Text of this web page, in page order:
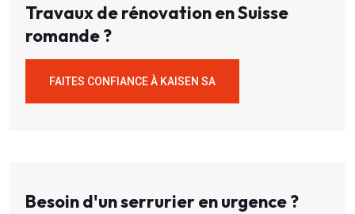
Travaux de rénovation en Suisse
romande ?
FAITES CONFIANCE À KAISEN SA
Besoin d'un serrurier en urgence ?